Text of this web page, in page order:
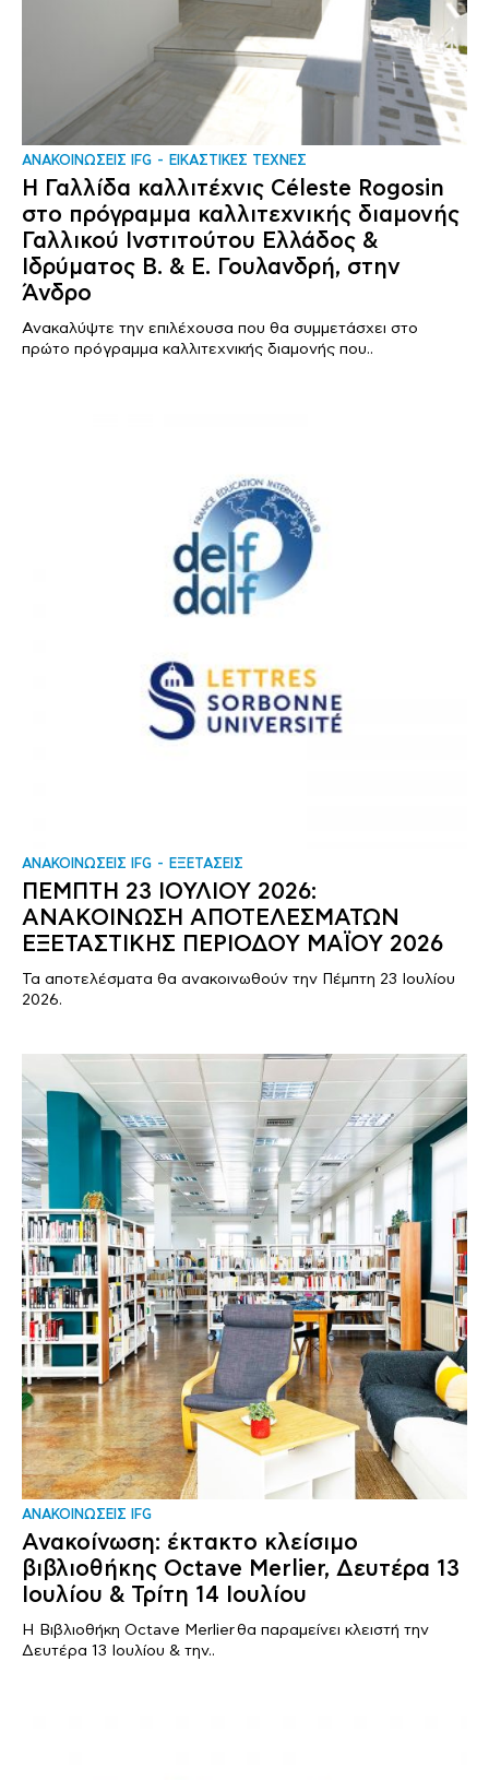
ΑΝΑΚΟΙΝΩΣΕΙΣ IFG ΕΙΚΑΣΤΙΚΕΣ ΤΕΧΝΕΣ
Η Γαλλίδα καλλιτέχνις Céleste Rogosin
στο πρόγραμμα καλλιτεχνικής διαμονής
Γαλλικού Ινστιτούτου Ελλάδος &
Ιδρύματος Β. & Ε. Γουλανδρή, στην
Άνδρο
Ανακαλύψτε την επιλέχουσα που θα συμμετάσχει στο
πρώτο πρόγραμμα καλλιτεχνικής διαμονής που..
ΑΝΑΚΟΙΝΩΣΕΙΣ IFG ΕΞΕΤΑΣΕΙΣ
ΠΕΜΠΤΗ 23 ΙΟΥΛΙΟΥ 2026:
ΑΝΑΚΟΙΝΩΣΗ ΑΠΟΤΕΛΕΣΜΑΤΩΝ
ΕΞΕΤΑΣΤΙΚΗΣ ΠΕΡΙΟΔΟΥ ΜΑΪΟΥ 2026
Τα αποτελέσματα θα ανακοινωθούν την Πέμπτη 23 Ιουλίου
2026.
ΑΝΑΚΟΙΝΩΣΕΙΣ IFG
Ανακοίνωση: έκτακτο κλείσιμο
βιβλιοθήκης Octave Merlier, Δευτέρα 13
Ιουλίου & Τρίτη 14 Ιουλίου
Η Βιβλιοθήκη Octave Merlier θα παραμείνει κλειστή την
Δευτέρα 13 Ιουλίου & την..